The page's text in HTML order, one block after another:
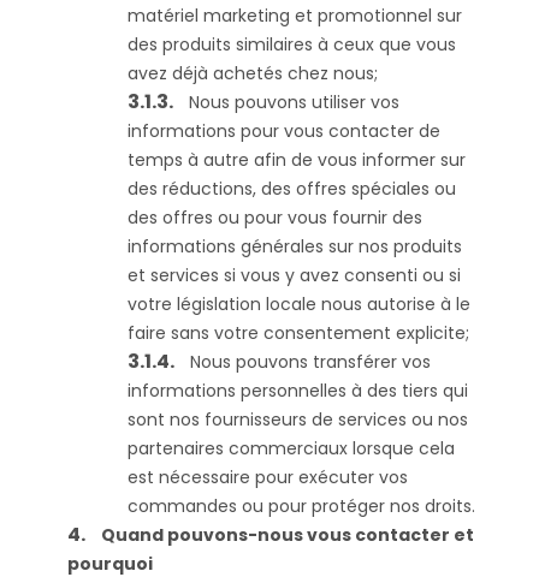
matériel marketing et promotionnel sur
des produits similaires à ceux que vous
avez déjà achetés chez nous;
Nous pouvons utiliser vos
informations pour vous contacter de
temps à autre afin de vous informer sur
des réductions, des offres spéciales ou
des offres ou pour vous fournir des
informations générales sur nos produits
et services si vous y avez consenti ou si
votre législation locale nous autorise à le
faire sans votre consentement explicite;
Nous pouvons transférer vos
informations personnelles à des tiers qui
sont nos fournisseurs de services ou nos
partenaires commerciaux lorsque cela
est nécessaire pour exécuter vos
commandes ou pour protéger nos droits.
Quand pouvons-nous vous contacter et
pourquoi